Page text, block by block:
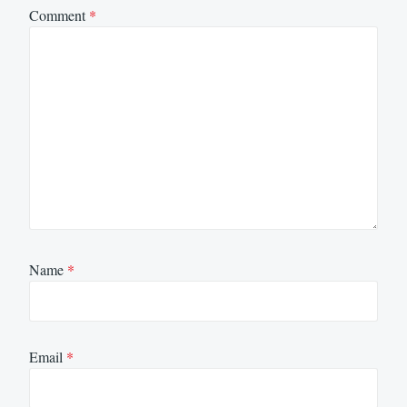
Comment*
Name *
Email *